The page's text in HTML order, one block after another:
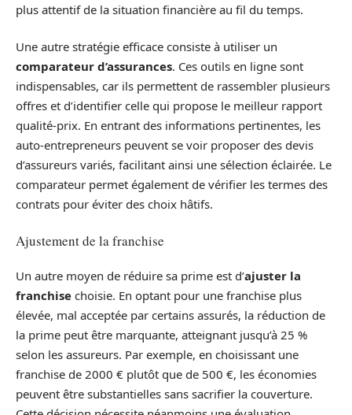
plus attentif de la situation financière au fil du temps.
Une autre stratégie efficace consiste à utiliser un
comparateur d’assurances. Ces outils en ligne sont
indispensables, car ils permettent de rassembler plusieurs
offres et d’identifier celle qui propose le meilleur rapport
qualité-prix. En entrant des informations pertinentes, les
auto-entrepreneurs peuvent se voir proposer des devis
d’assureurs variés, facilitant ainsi une sélection éclairée. Le
comparateur permet également de vérifier les termes des
contrats pour éviter des choix hâtifs.
Ajustement de la franchise
Un autre moyen de réduire sa prime est d’ajuster la
franchise choisie. En optant pour une franchise plus
élevée, mal acceptée par certains assurés, la réduction de
la prime peut être marquante, atteignant jusqu’à 25 %
selon les assureurs. Par exemple, en choisissant une
franchise de 2000 € plutôt que de 500 €, les économies
peuvent être substantielles sans sacrifier la couverture.